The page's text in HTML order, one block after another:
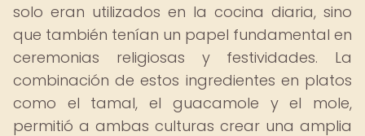
solo eran utilizados en la cocina diaria, sino
que también tenían un papel fundamental en
ceremonias religiosas y festividades. La
combinación de estos ingredientes en platos
como el tamal, el guacamole y el mole,
permitió a ambas culturas crear una amplia